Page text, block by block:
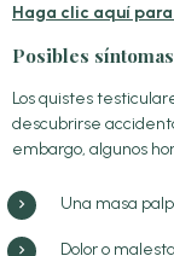
Haga clic aquí
Posibles
Los quistes
descubrirse
embargo, algunos
Una masa
Dolor o